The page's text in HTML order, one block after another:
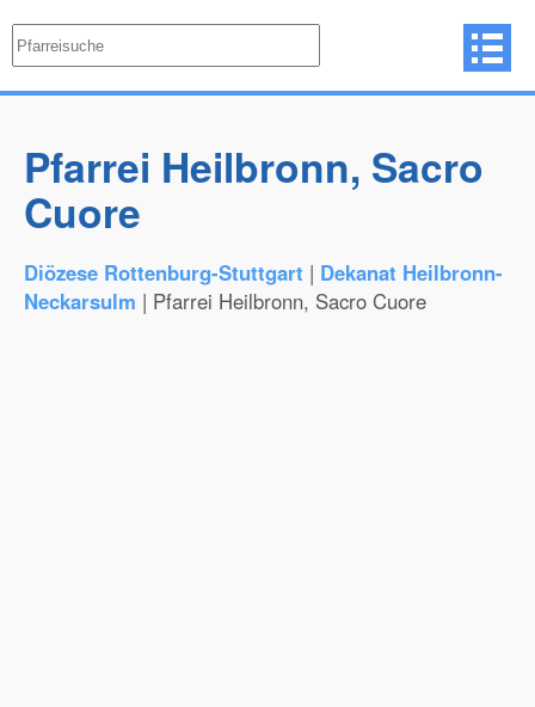
Pfarrei Heilbronn, Sacro
Cuore
Diözese Rottenburg-Stuttgart | Dekanat Heilbronn-
Neckarsulm | Pfarrei Heilbronn, Sacro Cuore